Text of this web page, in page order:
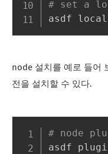
# set a
node 설치를 예로 들어
전을 설치할 수 있다.
# node
asdf